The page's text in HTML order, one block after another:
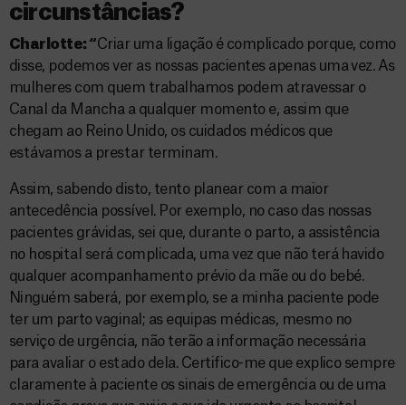
circunstâncias?
Charlotte: “Criar uma ligação é complicado porque, como
disse, podemos ver as nossas pacientes apenas uma vez. As
mulheres com quem trabalhamos podem atravessar o
Canal da Mancha a qualquer momento e, assim que
chegam ao Reino Unido, os cuidados médicos que
estávamos a prestar terminam.
Assim, sabendo disto, tento planear com a maior
antecedência possível. Por exemplo, no caso das nossas
pacientes grávidas, sei que, durante o parto, a assistência
no hospital será complicada, uma vez que não terá havido
qualquer acompanhamento prévio da mãe ou do bebé.
Ninguém saberá, por exemplo, se a minha paciente pode
ter um parto vaginal; as equipas médicas, mesmo no
serviço de urgência, não terão a informação necessária
para avaliar o estado dela. Certifico-me que explico sempre
claramente à paciente os sinais de emergência ou de uma